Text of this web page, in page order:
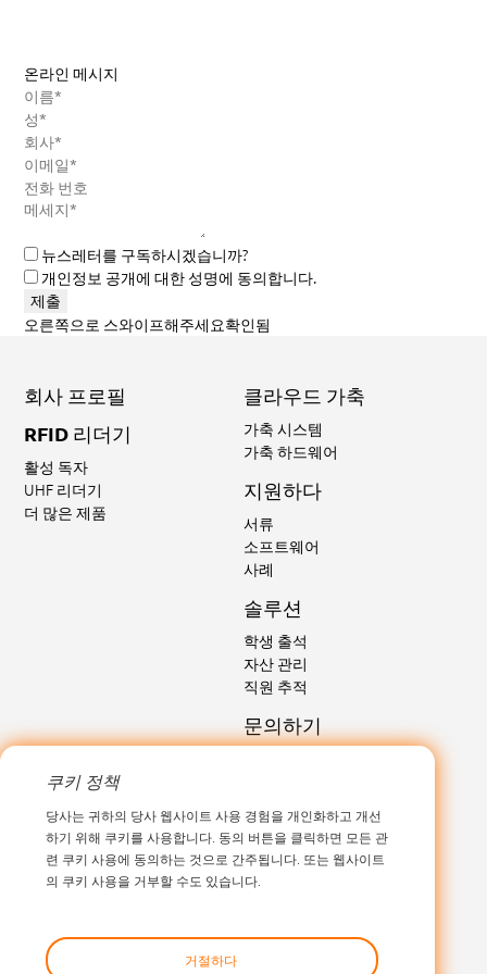
온라인 메시지
뉴스레터를 구독하시겠습니까?
개인정보 공개에 대한 성명에 동의합니다.
제출
오른쪽으로 스와이프해주세요확인됨
회사 프로필
RFID 리더기
활성 독자
UHF 리더기
더 많은 제품
클라우드 가축
가축 시스템
가축 하드웨어
지원하다
서류
소프트웨어
사례
솔루션
학생 출석
자산 관리
직원 추적
문의하기
이메일:sales@marktrace.com
전화: 0086-0755-26546392
쿠키 정책
당사는 귀하의 당사 웹사이트 사용 경험을 개인화하고 개선
하기 위해 쿠키를 사용합니다. 동의 버튼을 클릭하면 모든 관
련 쿠키 사용에 동의하는 것으로 간주됩니다. 또는 웹사이트
의 쿠키 사용을 거부할 수도 있습니다.
거절하다